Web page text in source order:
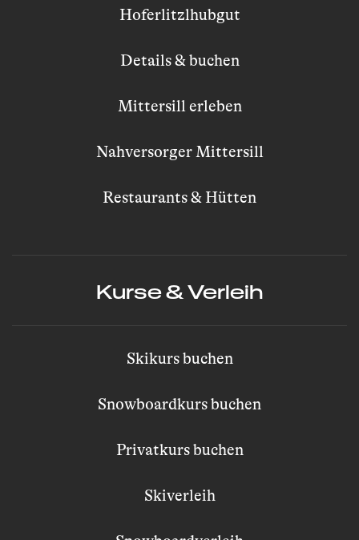
Hoferlitzlhubgut
Details & buchen
Mittersill erleben
Nahversorger Mittersill
Restaurants & Hütten
Kurse & Verleih
Skikurs buchen
Snowboardkurs buchen
Privatkurs buchen
Skiverleih